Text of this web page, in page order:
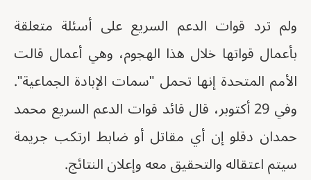
ولم ترد قوات الدعم السريع على أسئلة متعلقة
بأعمال قواتها خلال هذا الهجوم، وهي أعمال قالت
الأمم المتحدة إنها تحمل "سمات الإبادة الجماعية".
وفي 29 أكتوبر، قال قائد قوات الدعم السريع محمد
حمدان دقلو إن أي مقاتل أو ضابط ارتكب جريمة
سيتم اعتقاله والتحقيق معه وإعلان النتائج.